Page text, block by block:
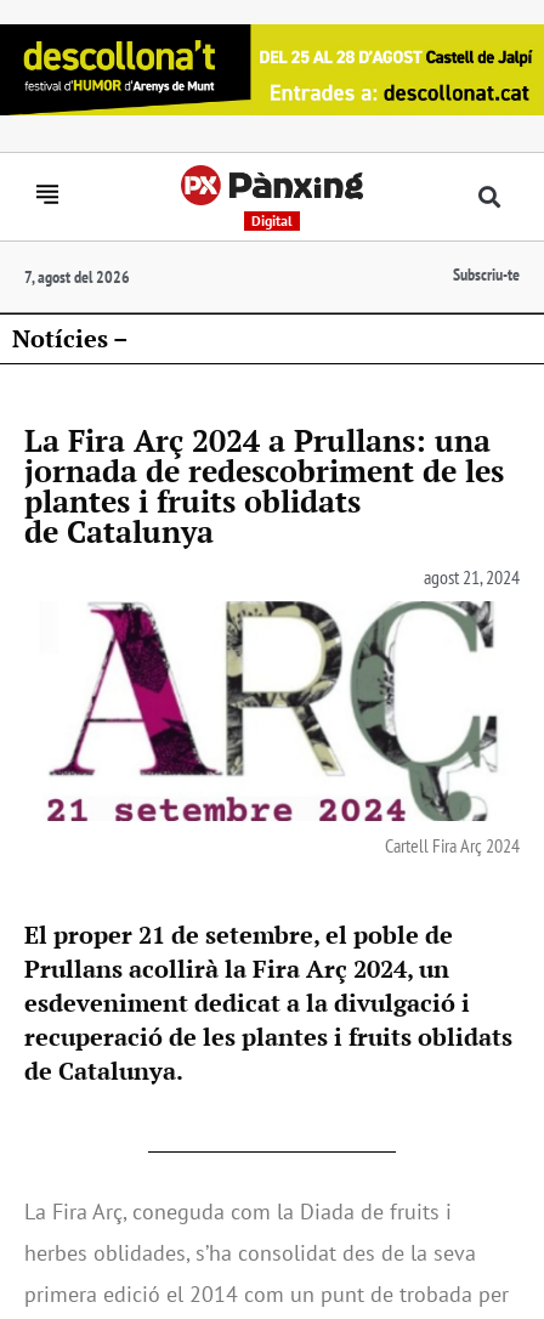
Digital
7, agost del 2026 Subscriu-te
Notícies –
La Fira Arç 2024 a Prullans: una
jornada de redescobriment de les
plantes i fruits oblidats
de Catalunya
agost 21, 2024
Cartell Fira Arç 2024
El proper 21 de setembre, el poble de
Prullans acollirà la Fira Arç 2024, un
esdeveniment dedicat a la divulgació i
recuperació de les plantes i fruits oblidats
de Catalunya.
La Fira Arç, coneguda com la Diada de fruits i
herbes oblidades, s’ha consolidat des de la seva
primera edició el 2014 com un punt de trobada per